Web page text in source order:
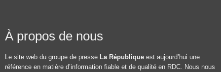
À propos de nous
Le site web du groupe de presse La République est aujourd’hui une
référence en matière d’information fiable et de qualité en RDC. Nous nous